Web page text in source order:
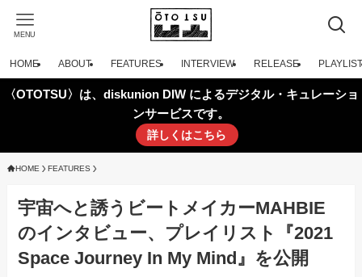
MENU
HOME ABOUT FEATURES INTERVIEW RELEASE PLAYLIST
〈OTOTSU〉は、diskunion DIW によるデジタル・キュレーショ
ンサービスです。
詳しくはこちら
HOME FEATURES
宇宙へと誘うビートメイカーMAHBIE
のインタビュー、プレイリスト『2021
Space Journey In My Mind』を公開